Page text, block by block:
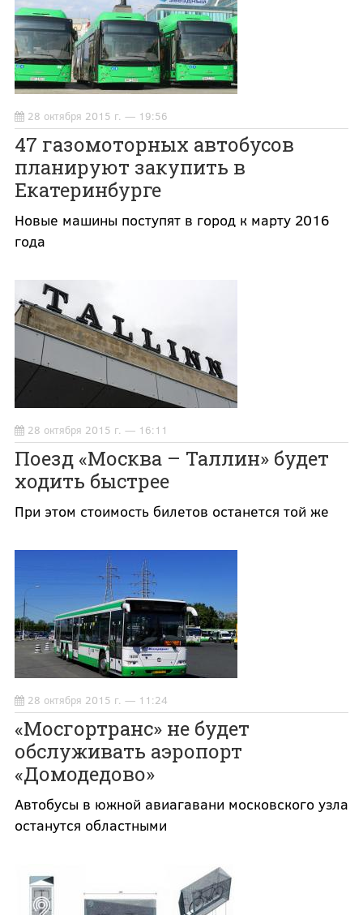
28 октября 2015 г. — 19:56
47 газомоторных автобусов
планируют закупить в
Екатеринбурге
Новые машины поступят в город к марту 2016
года
28 октября 2015 г. — 16:11
Поезд «Москва – Таллин» будет
ходить быстрее
При этом стоимость билетов останется той же
28 октября 2015 г. — 11:24
«Мосгортранс» не будет
обслуживать аэропорт
«Домодедово»
Автобусы в южной авиагавани московского узла
останутся областными